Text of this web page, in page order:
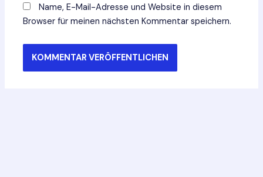
Name, E-Mail-Adresse und Website in diesem
Browser für meinen nächsten Kommentar speichern.